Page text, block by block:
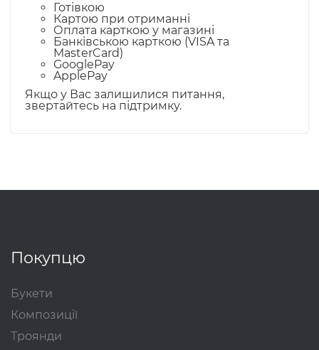
Готівкою
Картою при отриманні
Оплата карткою у магазині
Банківською карткою (VISA та
MasterCard)
GooglePay
ApplePay
Якщо у Вас залишилися питання,
звертайтесь на підтримку.
Покупцю
Букети
Композиції
Троянди